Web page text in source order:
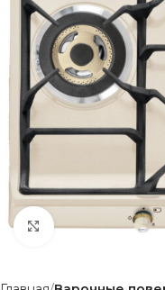
Нажмите, чтобы